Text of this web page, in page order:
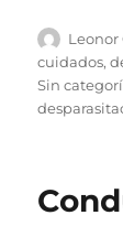
Autor
Leonor
cuidados,
Sin